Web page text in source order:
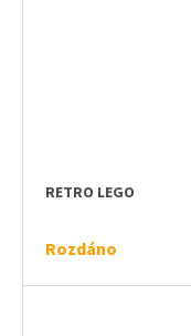
RETRO LEGO
Rozdáno